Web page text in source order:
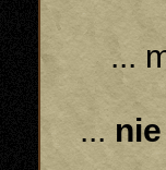
...
...